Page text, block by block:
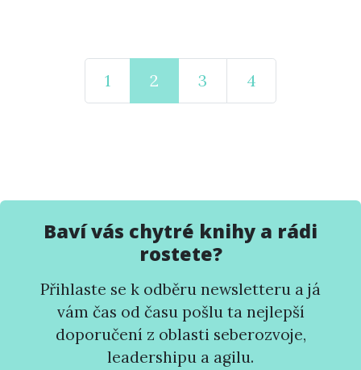
1 2 3 4
Baví vás chytré knihy a rádi
rostete?
Přihlaste se k odběru newsletteru a já
vám čas od času pošlu ta nejlepší
doporučení z oblasti seberozvoje,
leadershipu a agilu.